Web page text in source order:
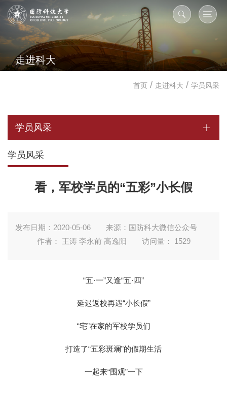
走进科大
首页 / 走进科大 / 学员风采
学员风采
学员风采
看，军校学员的“五彩”小长假
发布日期：2020-05-06
来源：国防科大微信公众号
作者： 王涛 李永前 高逸阳
访问量： 1529
“五·一”又逢“五·四”
延迟返校再遇“小长假”
“宅”在家的军校学员们
打造了“五彩斑斓”的假期生活
一起来“围观”一下